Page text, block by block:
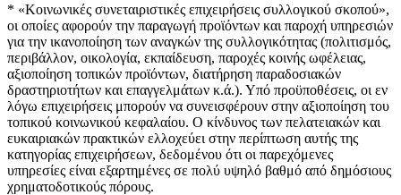
* «Κοινωνικές συνεταιριστικές επιχειρήσεις συλλογικού σκοπού»,
οι οποίες αφορούν την παραγωγή προϊόντων και παροχή υπηρεσιών
για την ικανοποίηση των αναγκών της συλλογικότητας (πολιτισμός,
περιβάλλον, οικολογία, εκπαίδευση, παροχές κοινής ωφέλειας,
αξιοποίηση τοπικών προϊόντων, διατήρηση παραδοσιακών
δραστηριοτήτων και επαγγελμάτων κ.ά.). Υπό προϋποθέσεις, οι εν
λόγω επιχειρήσεις μπορούν να συνεισφέρουν στην αξιοποίηση του
τοπικού κοινωνικού κεφαλαίου. Ο κίνδυνος των πελατειακών και
ευκαιριακών πρακτικών ελλοχεύει στην περίπτωση αυτής της
κατηγορίας επιχειρήσεων, δεδομένου ότι οι παρεχόμενες
υπηρεσίες είναι εξαρτημένες σε πολύ υψηλό βαθμό από δημόσιους
χρηματοδοτικούς πόρους.